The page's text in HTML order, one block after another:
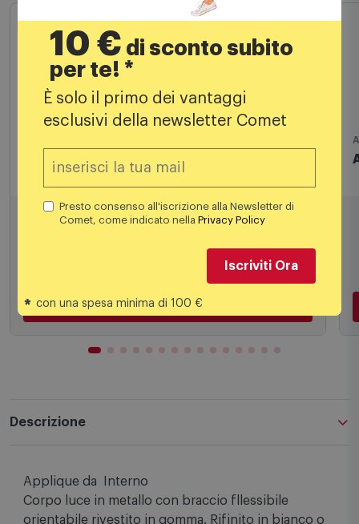
Ideal Lux - Gim Parete
97,99€
Aggiungi al carrello
Descrizione
Applique da Interno
Corpo luce in metallo con braccio fllessibile
orientabile rivestito in gomma. Rifinito in bianco o
10 € di sconto subito
per te! *
È solo il primo dei vantaggi
esclusivi della newsletter Comet
Presto consenso all'iscrizione alla Newsletter di
Comet, come indicato nellaPrivacy Policy
Iscriviti Ora
* con una spesa minima di 100 €